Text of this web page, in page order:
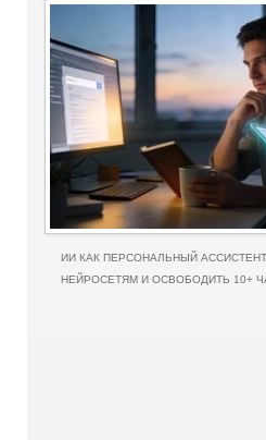
ИИ КАК ПЕРСОНАЛЬНЫЙ
НЕЙРОСЕТЯМ И ОСВОБОДИТЬ 10+